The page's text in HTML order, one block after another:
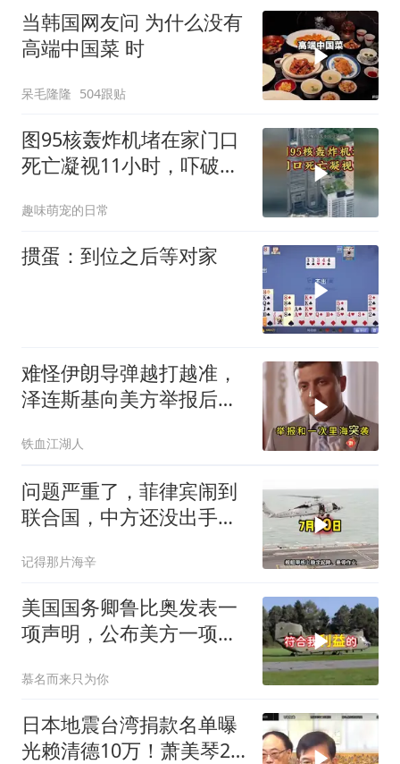
当韩国网友问 为什么没有
高端中国菜 时
呆毛隆隆 504跟贴
图95核轰炸机堵在家门口
死亡凝视11小时，吓破胆
趣味萌宠的日常
掼蛋：到位之后等对家
难怪伊朗导弹越打越准，
泽连斯基向美方举报后，
铁血江湖人
问题严重了，菲律宾闹到
联合国，中方还没出手，
记得那片海辛
美国国务卿鲁比奥发表一
项声明，公布美方一项重
慕名而来只为你
日本地震台湾捐款名单曝
光赖清德10万！萧美琴20